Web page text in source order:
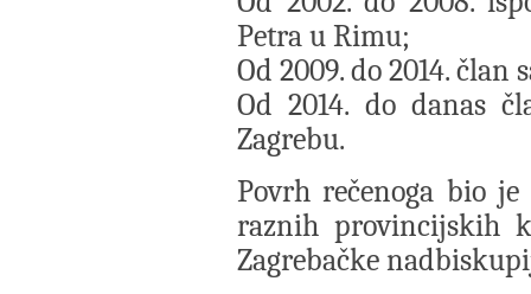
Petra u Rimu;
Od 2009. do 2014. član
Od 2014. do danas
Zagrebu.
Povrh rečenoga bio
raznih provincijskih
Zagrebačke